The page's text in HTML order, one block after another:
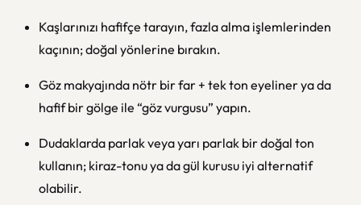
Kaşlarınızı hafifçe tarayın, fazla alma işlemlerinden
kaçının; doğal yönlerine bırakın.
Göz makyajında nötr bir far + tek ton eyeliner ya da
hafif bir gölge ile “göz vurgusu” yapın.
Dudaklarda parlak veya yarı parlak bir doğal ton
kullanın; kiraz-tonu ya da gül kurusu iyi alternatif
olabilir.